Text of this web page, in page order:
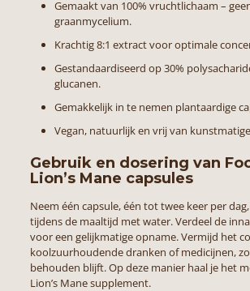
Gemaakt van 100% vruchtlichaam –
graanmycelium.
Krachtig 8:1 extract voor optimale
Gestandaardiseerd op 30%
glucanen.
Gemakkelijk in te nemen plantaardige
Vegan, natuurlijk en vrij van
Gebruik en dosering van
Lion’s Mane capsules
Neem één capsule, één tot twee keer per
tijdens de maaltijd met water. Verdeel de
voor een gelijkmatige opname. Vermijd het
koolzuurhoudende dranken of medicijnen,
behouden blijft. Op deze manier haal je het
Lion’s Mane supplement.